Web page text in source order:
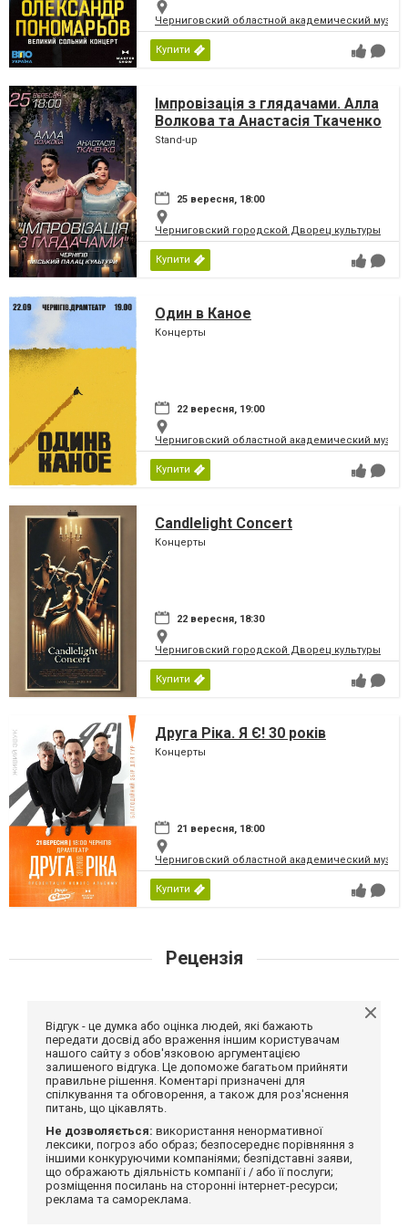
Черниговский областной академический
Купити
Імпровізація з глядачами. Алла
Волкова та Анастасія Ткаченко
Stand-up
25 вересня, 18:00
Черниговский городской Дворец культуры
Купити
Один в Каное
Концерты
22 вересня, 19:00
Черниговский областной академический
Купити
Candlelight Concert
Концерты
22 вересня, 18:30
Черниговский городской Дворец культуры
Купити
Друга Ріка. Я Є! 30 років
Концерты
21 вересня, 18:00
Черниговский областной академический
Купити
Рецензія
Відгук - це думка або оцінка людей, які бажають
передати досвід або враження іншим користувачам
нашого сайту з обов'язковою аргументацією
залишеного відгука. Це допоможе багатьом прийняти
правильне рішення. Коментарі призначені для
спілкування та обговорення, а також для роз'яснення
питань, що цікавлять.
Не дозволяється: використання ненормативної
лексики, погроз або образ; безпосереднє порівняння з
іншими конкуруючими компаніями; безпідставні заяви,
що ображають діяльність компанії і / або її послуги;
розміщення посилань на сторонні інтернет-ресурси;
реклама та самореклама.